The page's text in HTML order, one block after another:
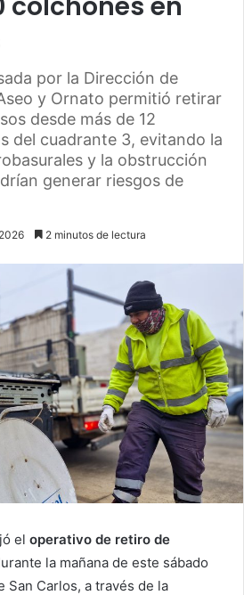
por la Dirección de
y Ornato permitió retirar
desde más de 12
del cuadrante 3, evitando la
y la obstrucción
generar riesgos de
2 minutos de lectura
el operativo de retiro de
la mañana de este sábado
San Carlos, a través de la